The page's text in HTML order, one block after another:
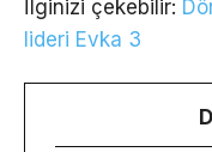
İlginizi çekebilir:
lideri Evka 3